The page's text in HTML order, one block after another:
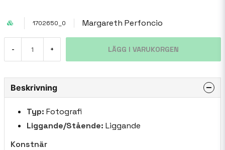
1702650_0 Margareth Perfoncio
- + LÄGG I VARUKORGEN
Beskrivning
Typ: Fotografi
Liggande/Stående: Liggande
Konstnär